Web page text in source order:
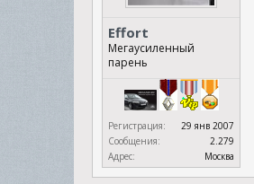
Effort
Мегаусиленный
парень
Регистрация:
29 янв 2007
Сообщения:
2.279
Адрес:
Москва